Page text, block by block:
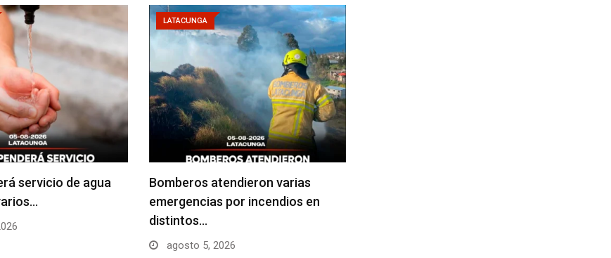
servicio de agua
LATACUNGA
Bomberos atendieron varias
emergencias por incendios en
distintos…
agosto 5, 2026